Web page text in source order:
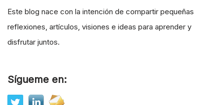
Este blog nace con la intención de compartir pequeñas
reflexiones, artículos, visiones e ideas para aprender y
disfrutar juntos.
Sígueme en: